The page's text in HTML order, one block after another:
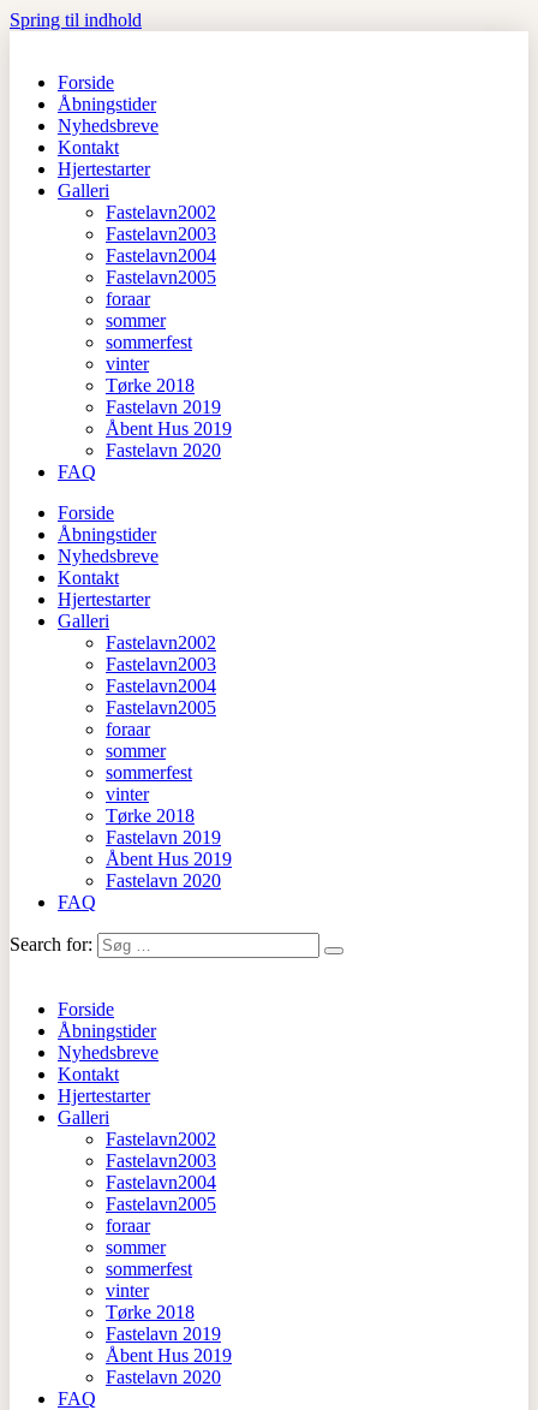
Spring til indhold
Forside
Åbningstider
Nyhedsbreve
Kontakt
Hjertestarter
Galleri
Fastelavn2002
Fastelavn2003
Fastelavn2004
Fastelavn2005
foraar
sommer
sommerfest
vinter
Tørke 2018
Fastelavn 2019
Åbent Hus 2019
Fastelavn 2020
FAQ
Forside
Åbningstider
Nyhedsbreve
Kontakt
Hjertestarter
Galleri
Fastelavn2002
Fastelavn2003
Fastelavn2004
Fastelavn2005
foraar
sommer
sommerfest
vinter
Tørke 2018
Fastelavn 2019
Åbent Hus 2019
Fastelavn 2020
FAQ
Search for:
Forside
Åbningstider
Nyhedsbreve
Kontakt
Hjertestarter
Galleri
Fastelavn2002
Fastelavn2003
Fastelavn2004
Fastelavn2005
foraar
sommer
sommerfest
vinter
Tørke 2018
Fastelavn 2019
Åbent Hus 2019
Fastelavn 2020
FAQ